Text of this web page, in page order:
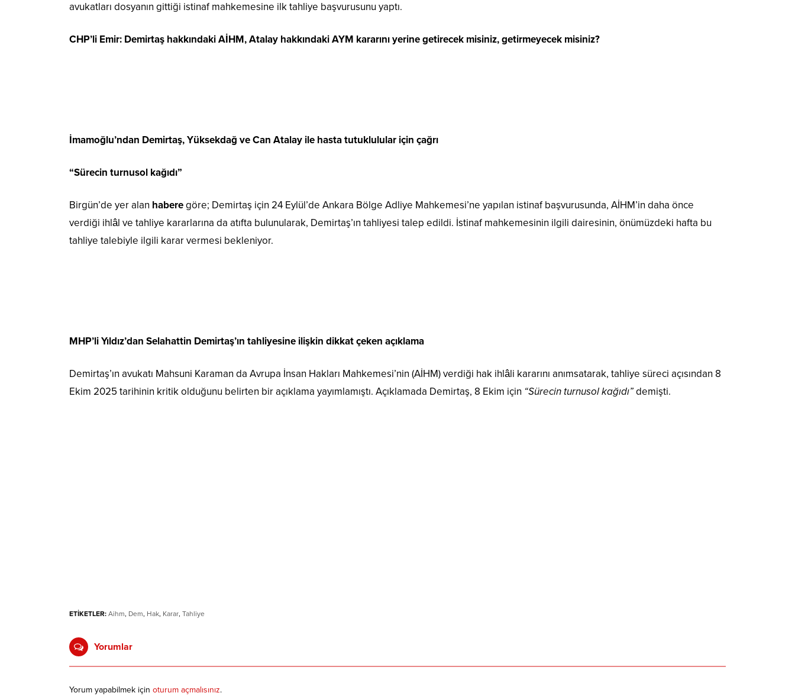
avukatları dosyanın gittiği istinaf mahkemesine ilk tahliye başvurusunu yaptı.
CHP’li Emir: Demirtaş hakkındaki AİHM, Atalay hakkındaki AYM kararını yerine getirecek misiniz, getirmeyecek misiniz?
İmamoğlu’ndan Demirtaş, Yüksekdağ ve Can Atalay ile hasta tutuklulular için çağrı
“Sürecin turnusol kağıdı”
Birgün’de yer alan haberegöre; Demirtaş için 24 Eylül’de Ankara Bölge Adliye Mahkemesi’ne yapılan istinaf başvurusunda, AİHM’in daha önce
verdiği ihlâl ve tahliye kararlarına da atıfta bulunularak, Demirtaş’ın tahliyesi talep edildi. İstinaf mahkemesinin ilgili dairesinin, önümüzdeki hafta bu
tahliye talebiyle ilgili karar vermesi bekleniyor.
MHP’li Yıldız’dan Selahattin Demirtaş’ın tahliyesine ilişkin dikkat çeken açıklama
Demirtaş’ın avukatı Mahsuni Karaman da Avrupa İnsan Hakları Mahkemesi’nin (AİHM) verdiği hak ihlâli kararını anımsatarak, tahliye süreci açısından 8
Ekim 2025 tarihinin kritik olduğunu belirten bir açıklama yayımlamıştı. Açıklamada Demirtaş, 8 Ekim için “Sürecin turnusol kağıdı”demişti.
ETİKETLER: Aihm, Dem, Hak, Karar, Tahliye
Yorumlar
Yorum yapabilmek için oturum açmalısınız.